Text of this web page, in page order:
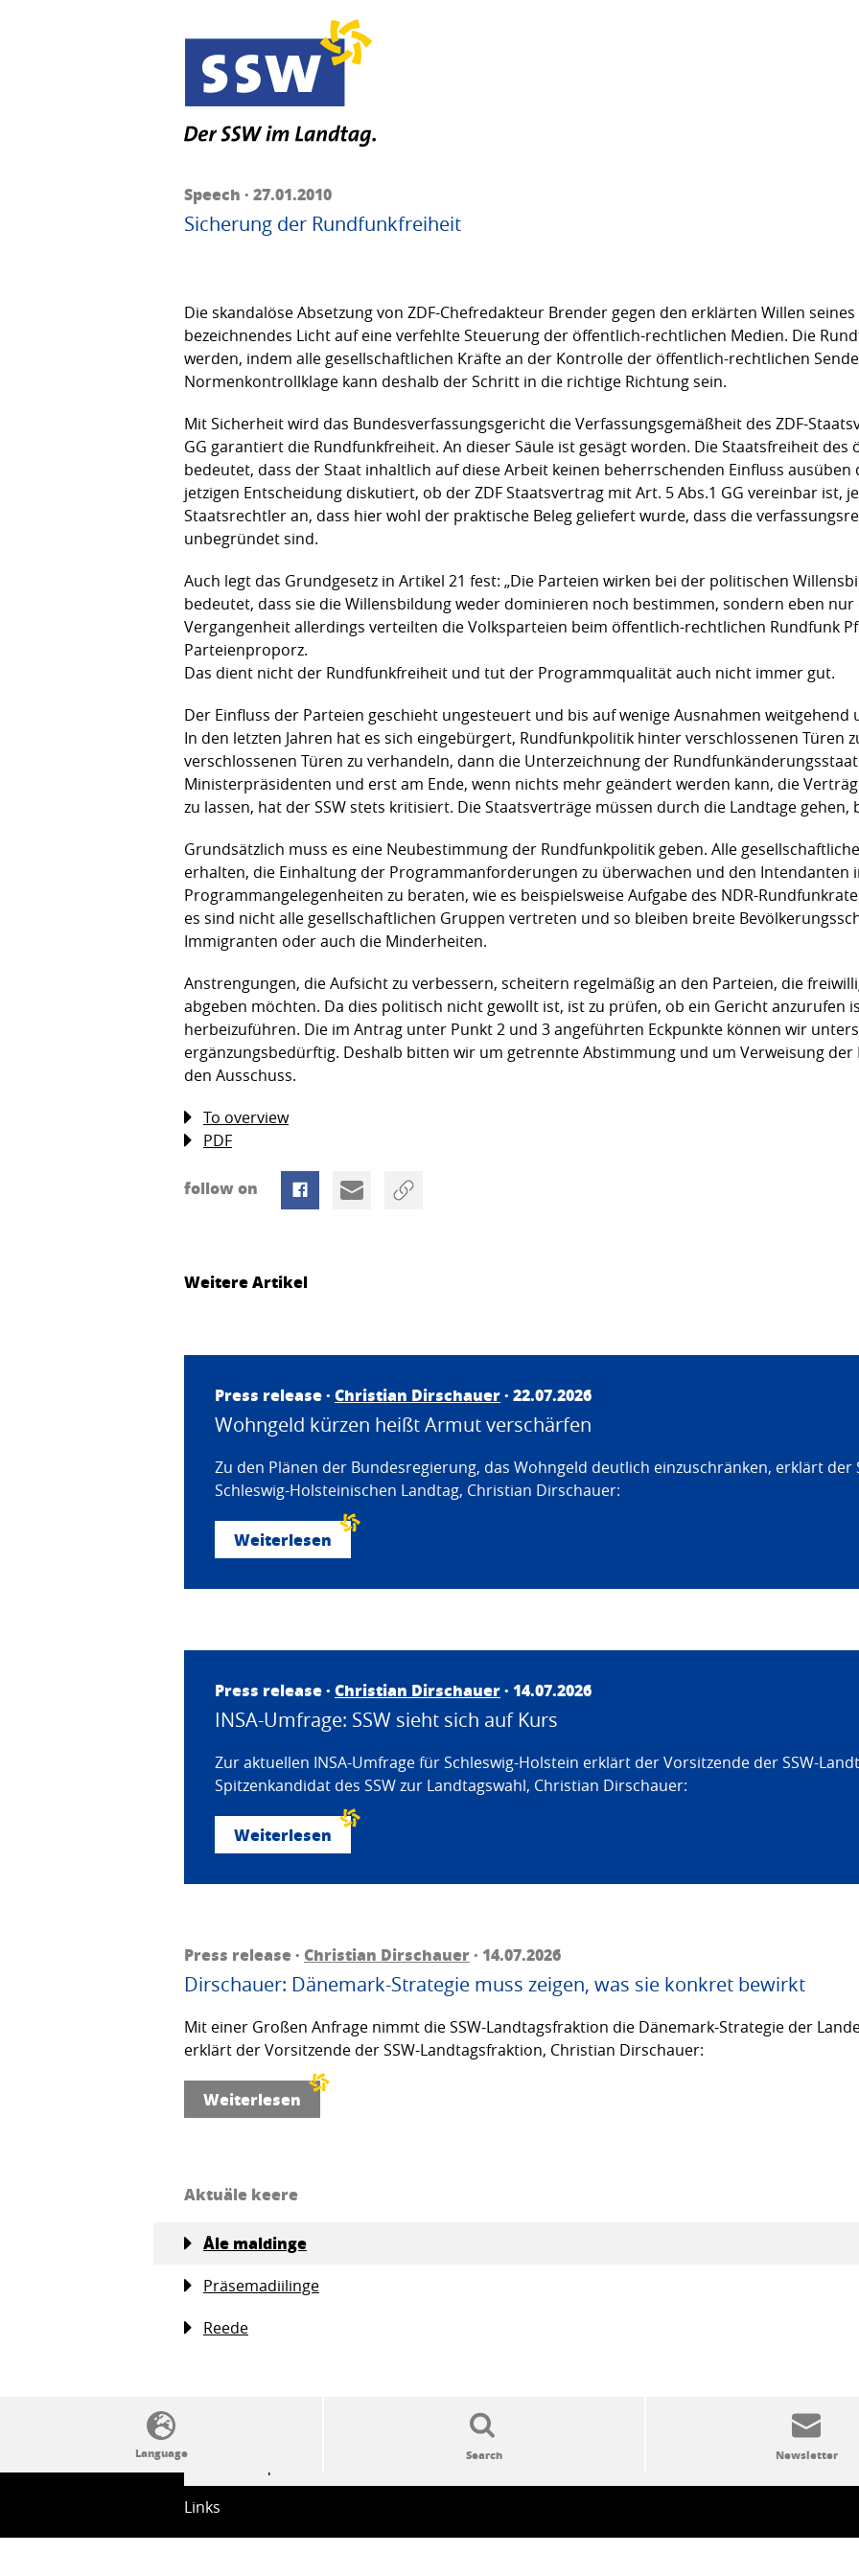
Speech · 27.01.2010
Sicherung der Rundfunkfreiheit
Die skandalöse Absetzung von ZDF-Chefredakteur Brender gegen den erklärten Willen
bezeichnendes Licht auf eine verfehlte Steuerung der öffentlich-rechtlichen Medien. Die
werden, indem alle gesellschaftlichen Kräfte an der Kontrolle der öffentlich-rechtlichen
Normenkontrollklage kann deshalb der Schritt in die richtige Richtung sein.
Mit Sicherheit wird das Bundesverfassungsgericht die Verfassungsgemäßheit des ZDF-
GG garantiert die Rundfunkfreiheit. An dieser Säule ist gesägt worden. Die Staatsfreiheit
bedeutet, dass der Staat inhaltlich auf diese Arbeit keinen beherrschenden Einfluss
jetzigen Entscheidung diskutiert, ob der ZDF Staatsvertrag mit Art. 5 Abs.1 GG vereinbar ist,
Staatsrechtler an, dass hier wohl der praktische Beleg geliefert wurde, dass die
unbegründet sind.
Auch legt das Grundgesetz in Artikel 21 fest: „Die Parteien wirken bei der politischen
bedeutet, dass sie die Willensbildung weder dominieren noch bestimmen, sondern eben
Vergangenheit allerdings verteilten die Volksparteien beim öffentlich-rechtlichen Rundfunk
Parteienproporz.
Das dient nicht der Rundfunkfreiheit und tut der Programmqualität auch nicht immer gut.
Der Einfluss der Parteien geschieht ungesteuert und bis auf wenige Ausnahmen
In den letzten Jahren hat es sich eingebürgert, Rundfunkpolitik hinter verschlossenen Türen
verschlossenen Türen zu verhandeln, dann die Unterzeichnung der
Ministerpräsidenten und erst am Ende, wenn nichts mehr geändert werden kann, die
zu lassen, hat der SSW stets kritisiert. Die Staatsverträge müssen durch die Landtage
Grundsätzlich muss es eine Neubestimmung der Rundfunkpolitik geben. Alle
erhalten, die Einhaltung der Programmanforderungen zu überwachen und den Intendanten
Programmangelegenheiten zu beraten, wie es beispielsweise Aufgabe des NDR-
es sind nicht alle gesellschaftlichen Gruppen vertreten und so bleiben breite
Immigranten oder auch die Minderheiten.
Anstrengungen, die Aufsicht zu verbessern, scheitern regelmäßig an den Parteien, die
abgeben möchten. Da dies politisch nicht gewollt ist, ist zu prüfen, ob ein Gericht anzurufen
herbeizuführen. Die im Antrag unter Punkt 2 und 3 angeführten Eckpunkte können wir
ergänzungsbedürftig. Deshalb bitten wir um getrennte Abstimmung und um Verweisung der
den Ausschuss.
To overview
PDF
follow on
Weitere Artikel
Press release · Christian Dirschauer· 22.07.2026
Wohngeld kürzen heißt Armut verschärfen
Zu den Plänen der Bundesregierung, das Wohngeld deutlich einzuschränken, erklärt der
Schleswig-Holsteinischen Landtag, Christian Dirschauer:
Weiterlesen
Press release · Christian Dirschauer· 14.07.2026
INSA-Umfrage: SSW sieht sich auf Kurs
Zur aktuellen INSA-Umfrage für Schleswig-Holstein erklärt der Vorsitzende der SSW-
Spitzenkandidat des SSW zur Landtagswahl, Christian Dirschauer:
Weiterlesen
Press release · Christian Dirschauer· 14.07.2026
Dirschauer: Dänemark-Strategie muss zeigen, was sie konkret bewirkt
Mit einer Großen Anfrage nimmt die SSW-Landtagsfraktion die Dänemark-Strategie der
erklärt der Vorsitzende der SSW-Landtagsfraktion, Christian Dirschauer:
Weiterlesen
Aktuäle keere
Åle maldinge
Präsemadiilinge
Reede
Links